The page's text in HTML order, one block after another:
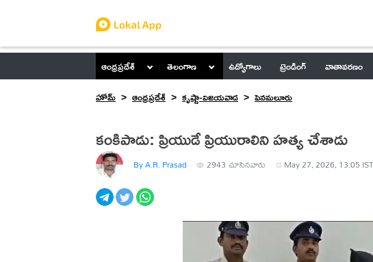
ఆంధ్రప్రదేశ్ తెలంగాణ ఉద్యోగాలు ట్రెండింగ్ వాతావరణం
హోమ్
ఆంధ్రప్రదేశ్ కృష్ణా-విజయవాడ పెనమలూరు
కంకిపాడు: ప్రియుడే ప్రియురాలిని హత్య చేశాడు
By A.R. Prasad 2943 చూసినవారు May 27, 2026, 13:05 IST